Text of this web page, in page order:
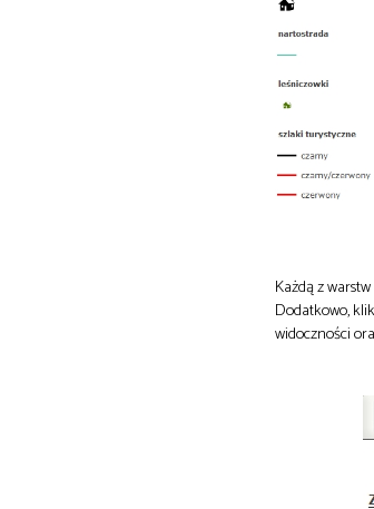
Każdą z
Dodatkowo,
widoczności